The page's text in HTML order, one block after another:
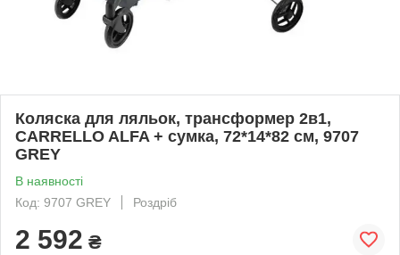
Коляска для ляльок, трансформер 2в1,
CARRELLO ALFA + сумка, 72*14*82 см, 9707
GREY
В наявності
Код: 9707 GREY
Роздріб
2 592 ₴